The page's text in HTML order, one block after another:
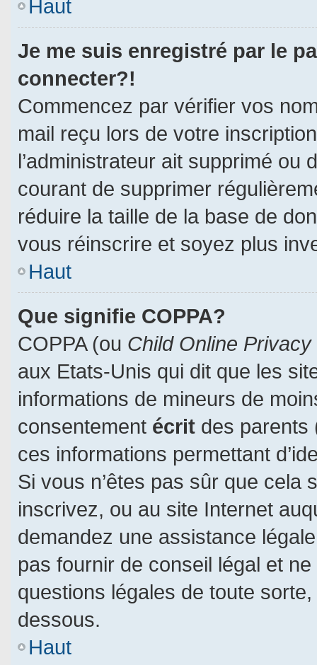
Haut
Je me suis enregistré par le
connecter?!
Commencez par vérifier vos
mail reçu lors de votre
l’administrateur ait supprimé ou
courant de supprimer
réduire la taille de la base de
vous réinscrire et soyez plus
Haut
Que signifie COPPA?
COPPA (ou Child Online
aux Etats-Unis qui dit que les
informations de mineurs de
consentement écrit des parents
ces informations permettant
Si vous n’êtes pas sûr que cela
inscrivez, ou au site Internet
demandez une assistance
pas fournir de conseil légal et
questions légales de toute
dessous.
Haut